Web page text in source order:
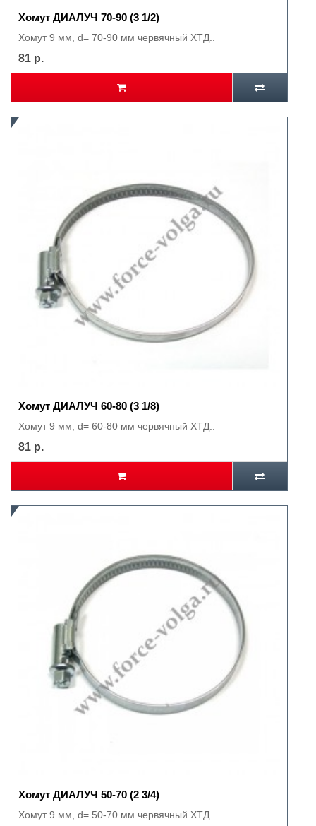
Хомут ДИАЛУЧ 70-90 (3 1/2)
Хомут 9 мм, d= 70-90 мм червячный ХТД..
81 р.
Хомут ДИАЛУЧ 60-80 (3 1/8)
Хомут 9 мм, d= 60-80 мм червячный ХТД..
81 р.
Хомут ДИАЛУЧ 50-70 (2 3/4)
Хомут 9 мм, d= 50-70 мм червячный ХТД..